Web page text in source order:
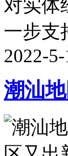
2022-5-
潮汕